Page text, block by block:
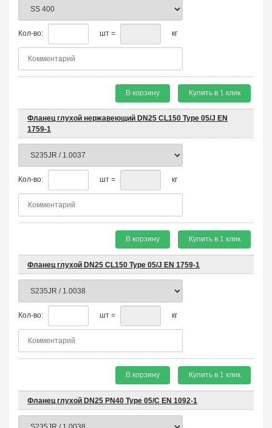
Кол-во: шт = кг
В корзину Купить в 1 клик
Фланец глухой нержавеющий DN25 CL150 Type 05/J EN
1759-1
Кол-во: шт = кг
В корзину Купить в 1 клик
Фланец глухой DN25 CL150 Type 05/J EN 1759-1
Кол-во: шт = кг
В корзину Купить в 1 клик
Фланец глухой DN25 PN40 Type 05/C EN 1092-1